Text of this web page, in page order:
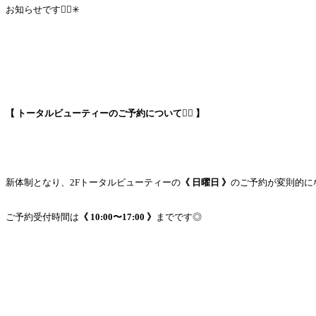
お知らせです💁‍♀️✳︎
【 トータルビューティーのご予約について 💆‍♀️ 】
新体制となり、2Fトータルビューティーの 《 日曜日 》 のご予約が変則的に
ご予約受付時間は 《 10:00〜17:00 》 までです◎